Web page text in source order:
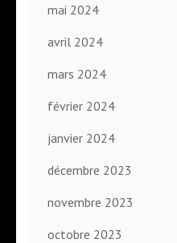
mai 2024
avril 2024
mars 2024
février 2024
janvier 2024
décembre 2023
novembre 2023
octobre 2023